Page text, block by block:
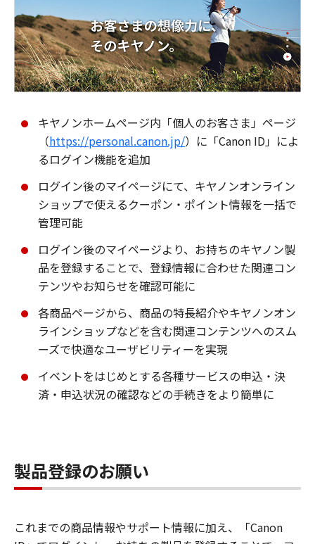
キヤノンホームページ内「個人のお客さま」ページ
（https://personal.canon.jp/）に「Canon ID」によ
るログイン機能を追加
ログイン後のマイページにて、キヤノンオンライン
ショップで使えるクーポン・ポイント情報を一括で
管理可能
ログイン後のマイページより、お持ちのキヤノン製
品を登録することで、登録情報に合わせた関連コン
テンツやお知らせを確認可能に
各商品ページから、商品の特長紹介やキヤノンオン
ラインショップなどを含む関連コンテンツへのスム
ーズで快適なユーザビリティーを実現
イベントをはじめとする各種サービスの申込・決
済・申込状況の確認などの手続きをより簡単に
製品登録のお願い
これまでの商品情報やサポート情報に加え、「Canon